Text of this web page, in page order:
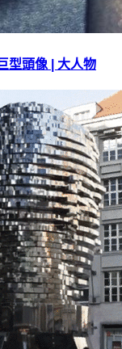
型頭像 | 大人物